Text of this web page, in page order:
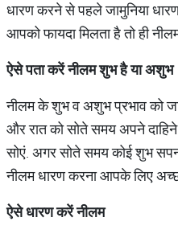
धारण करने से पहले जामुनिया
आपको फायदा मिलता है तो ही
ऐसे पता करें नीलम शुभ है या अशुभ
नीलम के शुभ व अशुभ प्रभाव को
और रात को सोते समय अपने
सोएं. अगर सोते समय कोई शुभ
नीलम धारण करना आपके लिए
ऐसे धारण करें नीलम